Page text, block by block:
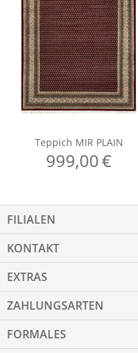
FILIALEN
KONTAKT
EXTRAS
ZAHLUNGSARTEN
FORMALES